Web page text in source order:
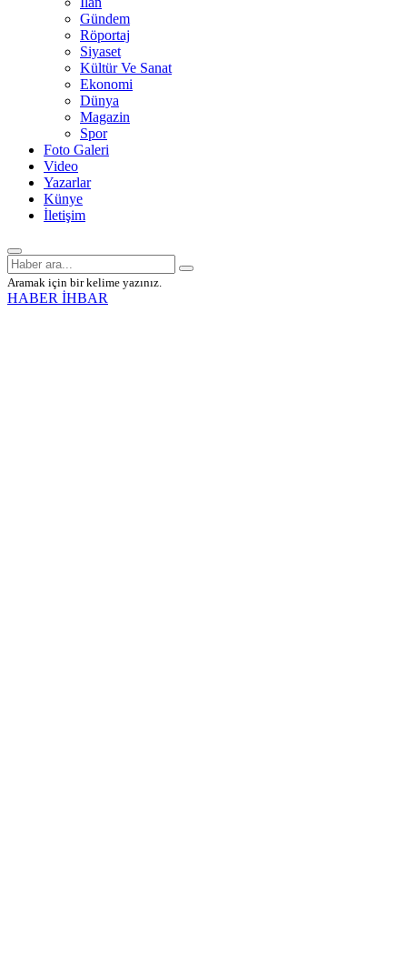
Gündem
Röportaj
Siyaset
Kültür Ve Sanat
Ekonomi
Dünya
Magazin
Spor
Foto Galeri
Video
Yazarlar
Künye
İletişim
Aramak için bir kelime yazınız.
HABER İHBAR